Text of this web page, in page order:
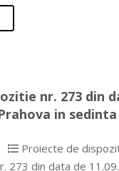
nr. 273 din
in
Proiecte de
273 din data de